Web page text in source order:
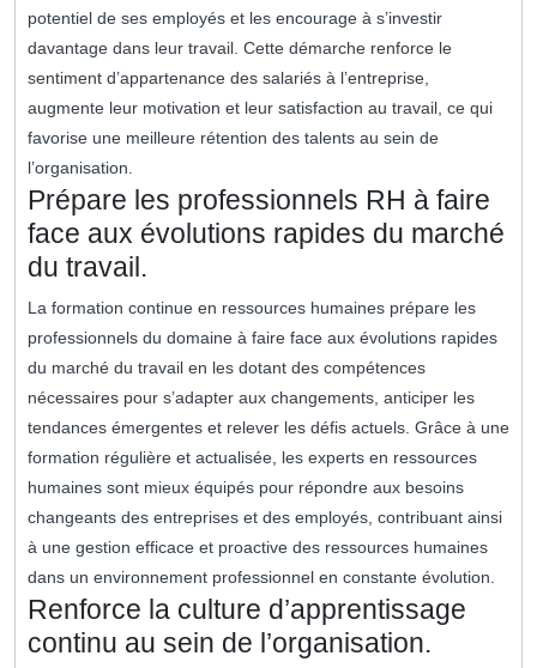
potentiel de ses employés et les encourage à s’investir
davantage dans leur travail. Cette démarche renforce le
sentiment d’appartenance des salariés à l’entreprise,
augmente leur motivation et leur satisfaction au travail, ce qui
favorise une meilleure rétention des talents au sein de
l’organisation.
Prépare les professionnels RH à faire
face aux évolutions rapides du marché
du travail.
La formation continue en ressources humaines prépare les
professionnels du domaine à faire face aux évolutions rapides
du marché du travail en les dotant des compétences
nécessaires pour s’adapter aux changements, anticiper les
tendances émergentes et relever les défis actuels. Grâce à une
formation régulière et actualisée, les experts en ressources
humaines sont mieux équipés pour répondre aux besoins
changeants des entreprises et des employés, contribuant ainsi
à une gestion efficace et proactive des ressources humaines
dans un environnement professionnel en constante évolution.
Renforce la culture d’apprentissage
continu au sein de l’organisation.